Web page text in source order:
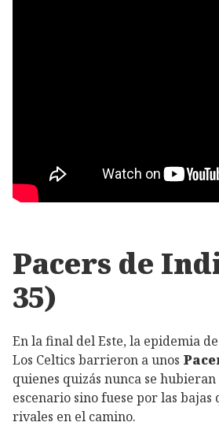
Pacers de
35)
En la final del Este, la epidemia
Los Celtics barrieron a unos
quienes quizás nunca se
escenario sino fuese por las bajas
rivales en el camino.